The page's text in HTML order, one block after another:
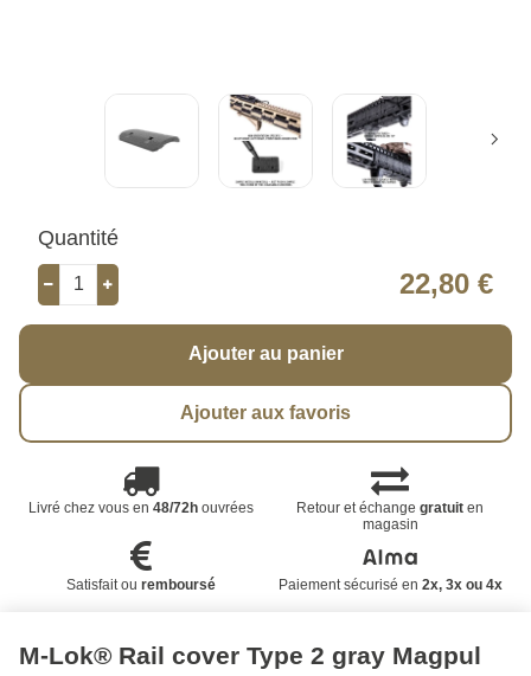
Quantité
22,80 €
Ajouter au panier
Ajouter aux favoris
Livré chez vous en 48/72houvrées Retour et échangegratuit en
magasin
Satisfait ou remboursé Paiement sécurisé en 2x, 3x ou 4x
M-Lok® Rail cover Type 2 gray Magpul